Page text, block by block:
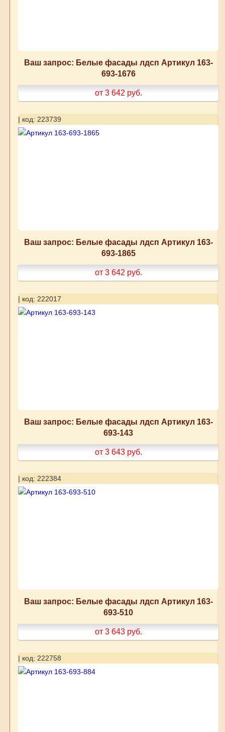
Ваш запрос: Белые фасады лдсп Артикул 163-
693-1676
от 3 642 руб.
| код: 223739
Ваш запрос: Белые фасады лдсп Артикул 163-
693-1865
от 3 642 руб.
| код: 222017
Ваш запрос: Белые фасады лдсп Артикул 163-
693-143
от 3 643 руб.
| код: 222384
Ваш запрос: Белые фасады лдсп Артикул 163-
693-510
от 3 643 руб.
| код: 222758